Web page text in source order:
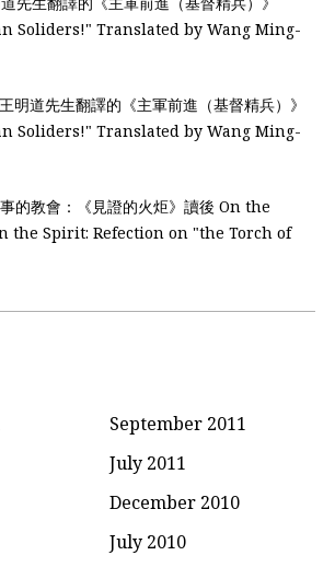
Soliders!" Translated by Wang Ming-
王明道先生翻譯的《主軍前進（基督精兵）》
Soliders!" Translated by Wang Ming-
的教會：《見證的火炬》讀後 On the
the Spirit: Refection on "the Torch of
September 2011
July 2011
December 2010
July 2010